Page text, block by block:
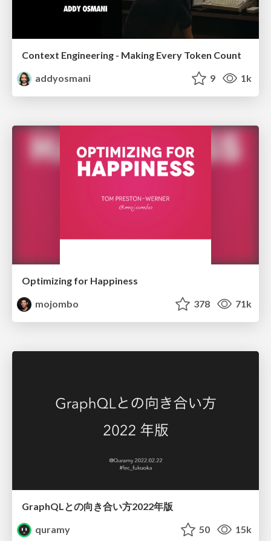
Context Engineering - Making Every Token Count
addyosmani
9 1k
Optimizing for Happiness
mojombo
378 71k
GraphQLとの向き合い方2022年版
quramy
50 15k